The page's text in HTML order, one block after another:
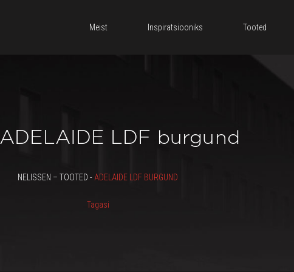
Meist Inspiratsiooniks Tooted
ADELAIDE LDF burgund
NELISSEN – TOOTED - ADELAIDE LDF BURGUND
Tagasi